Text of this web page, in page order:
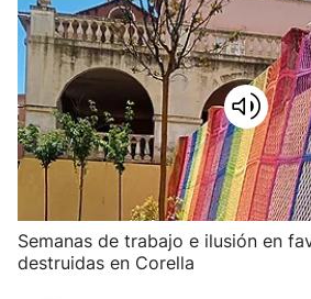
Semanas de trabajo e ilusión en
destruidas en Corella